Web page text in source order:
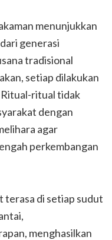
menunjukkan
generasi
tradisional
setiap dilakukan
Ritual-ritual tidak
dengan
agar
perkembangan
terasa di setiap sudut
menghasilkan